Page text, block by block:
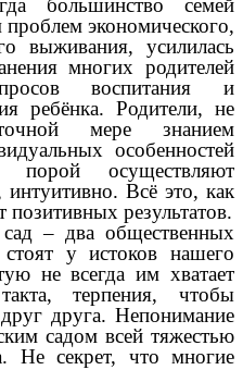
большинство семей
экономического,
выживания, усилилась
многих родителей
воспитания и
ребёнка. Родители, не
мере знанием
особенностей
порой осуществляют
интуитивно. Всё это, как
позитивных результатов.
– два общественных
стоят у истоков нашего
не всегда им хватает
терпения, чтобы
друга. Непонимание
садом всей тяжестью
Не секрет, что многие